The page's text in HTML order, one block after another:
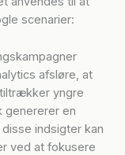
scenarier:
afsløre, at
yngre
genererer en
indsigter kan
ved at fokusere